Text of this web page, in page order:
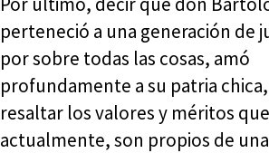
perteneció a una generación de
por sobre todas las cosas, amó
profundamente a su patria
resaltar los valores y méritos
actualmente, son propios de